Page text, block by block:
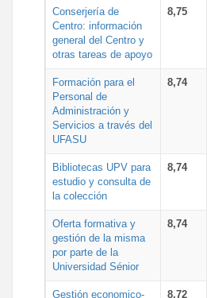
Conserjería de
Centro: información
general del Centro y
otras tareas de apoyo
8,75
Formación para el
Personal de
Administración y
Servicios a través del
UFASU
8,74
Bibliotecas UPV para
estudio y consulta de
la colección
8,74
Oferta formativa y
gestión de la misma
por parte de la
Universidad Sénior
8,74
Gestión economico- 8,72